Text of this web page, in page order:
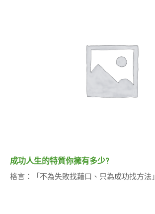
成功人生的特質你擁有多少?
格言：「不為失敗找藉口、只為成功找方法」